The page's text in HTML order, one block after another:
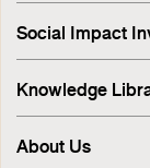
Stakeholder
ESG Risk
Sustainable
Environment
Innovation
SET ESG
FTSE Russell
ASEAN
Sustainability
Sustainability
Social Impact
Knowledge
About Us